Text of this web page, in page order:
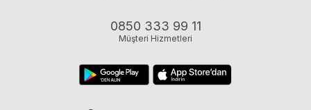
0850 333 99 11
Müşteri Hizmetleri